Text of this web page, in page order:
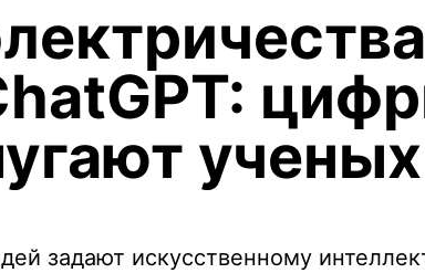
ученых
задают искусственному